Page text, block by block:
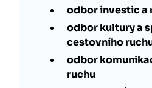
odbor investic a
odbor kultury a
cestovního
odbor
ruchu